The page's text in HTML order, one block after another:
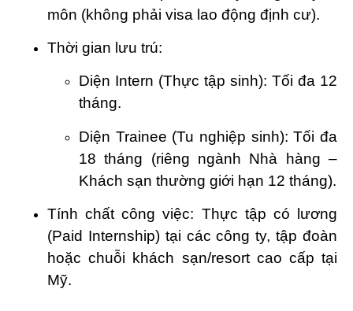
môn (không phải visa lao động định cư).
Thời gian lưu trú:
Diện Intern (Thực tập sinh): Tối đa 12
tháng.
Diện Trainee (Tu nghiệp sinh): Tối đa
18 tháng (riêng ngành Nhà hàng –
Khách sạn thường giới hạn 12 tháng).
Tính chất công việc: Thực tập có lương
(Paid Internship) tại các công ty, tập đoàn
hoặc chuỗi khách sạn/resort cao cấp tại
Mỹ.